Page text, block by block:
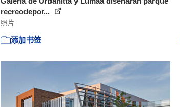
recreodepor...
照片
添加书签